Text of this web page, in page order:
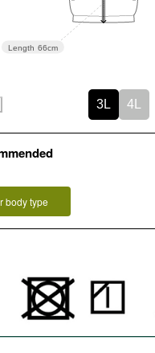
Length 66cm
3L 4L
body type